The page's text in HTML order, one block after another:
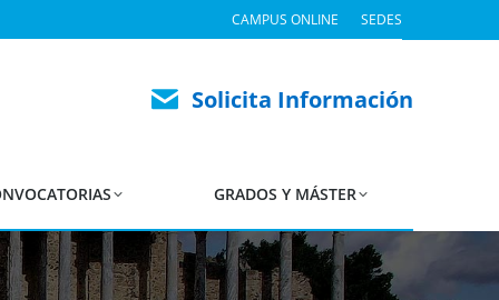
CAMPUS ONLINE SEDES
Solicita Información
GRADOS Y MÁSTER